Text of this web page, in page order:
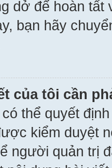
dở để hoàn
bạn hãy
của tôi cần
thể quyết
kiểm duyệt
người quản trị